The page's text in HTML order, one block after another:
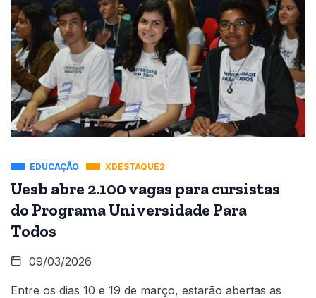
EDUCAÇÃO XDESTAQUE2
Uesb abre 2.100 vagas para cursistas
do Programa Universidade Para
Todos
09/03/2026
Entre os dias 10 e 19 de março, estarão abertas as